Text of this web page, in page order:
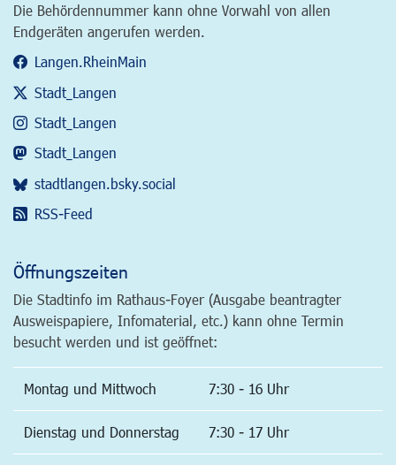
Die Behördennummer kann ohne Vorwahl von allen
Endgeräten angerufen werden.
Langen.RheinMain
Stadt_Langen
Stadt_Langen
Stadt_Langen
stadtlangen.bsky.social
RSS-Feed
Öffnungszeiten
Die Stadtinfo im Rathaus-Foyer (Ausgabe beantragter
Ausweispapiere, Infomaterial, etc.) kann ohne Termin
besucht werden und ist geöffnet:
Montag und Mittwoch 7:30 - 16 Uhr
Dienstag und Donnerstag 7:30 - 17 Uhr